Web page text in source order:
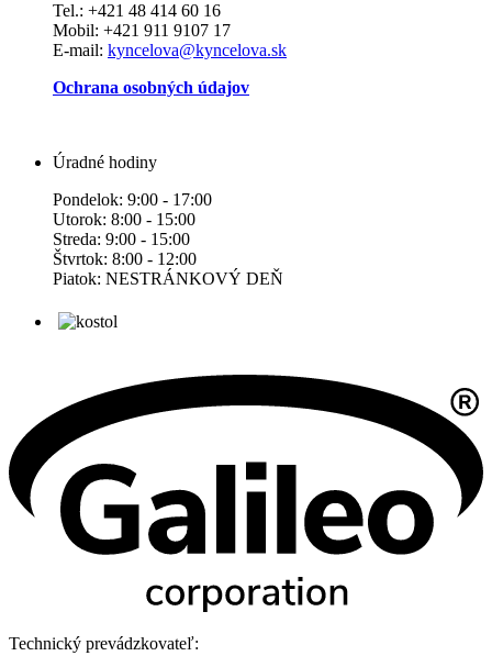
Tel.: +421 48 414 60 16
Mobil: +421 911 9107 17
E-mail: kyncelova@kyncelova.sk
Ochrana osobných údajov
Úradné hodiny
Pondelok: 9:00 - 17:00
Utorok: 8:00 - 15:00
Streda: 9:00 - 15:00
Štvrtok: 8:00 - 12:00
Piatok: NESTRÁNKOVÝ DEŇ
Technický prevádzkovateľ: